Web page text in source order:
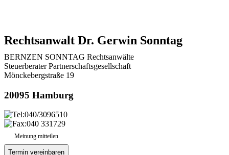
Rechtsanwalt Dr. Gerwin Sonntag
BERNZEN SONNTAG Rechtsanwälte
Steuerberater Partnerschaftsgesellschaft
Mönckebergstraße 19
20095 Hamburg
040/3096510
040 331729
Meinung mitteilen